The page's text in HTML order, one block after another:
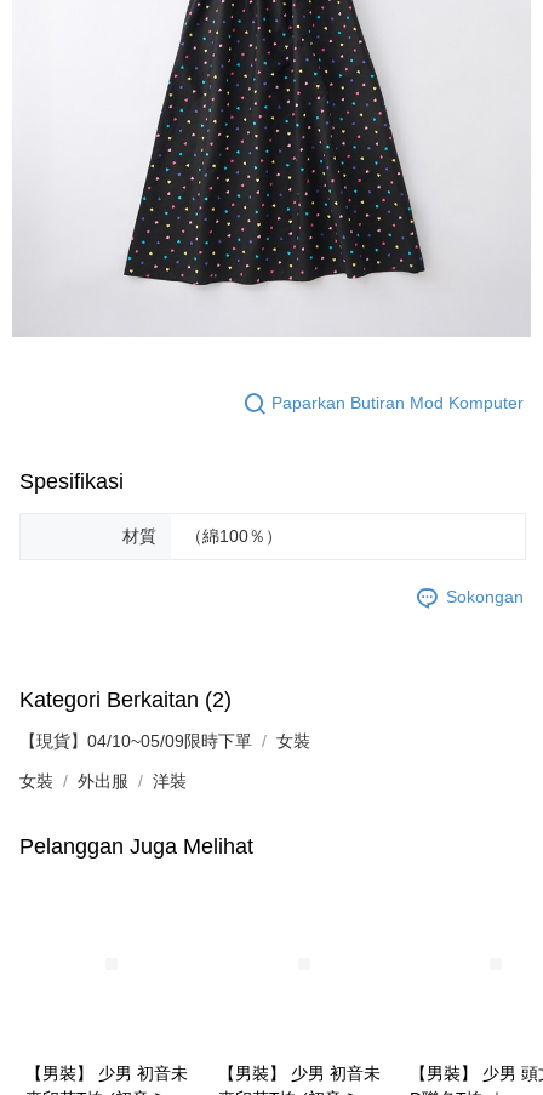
Paparkan Butiran Mod Komputer
Spesifikasi
材質 （綿100％）
Sokongan
Kategori Berkaitan (2)
【現貨】04/10~05/09限時下單 女裝
女裝 外出服 洋裝
Pelanggan Juga Melihat
【男裝】 少男 初音未
【男裝】 少男 初音未
【男裝】 少男